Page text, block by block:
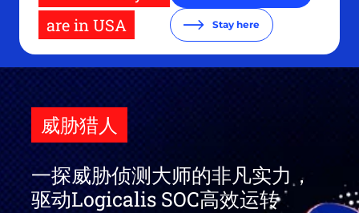
are in USA
Stay here
威胁猎人
一探威胁侦测大师的非凡实力，
驱动Logicalis SOC高效运转